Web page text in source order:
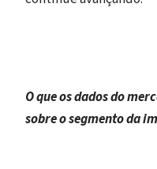
O que os dados do
sobre o segmento da